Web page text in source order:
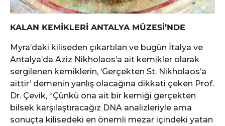
KALAN KEMİKLERİ ANTALYA MÜZESİ’NDE
Myra’daki kiliseden çıkartılan ve bugün İtalya ve
Antalya’da Aziz Nikholaos’a ait kemikler olarak
sergilenen kemiklerin, ‘Gerçekten St. Nikholaos’a
aittir’ demenin yanlış olacağına dikkati çeken Prof.
Dr. Çevik, “Çünkü ona ait bir kemiği gerçekten
bilsek karşılaştıracağız DNA analizleriyle ama
sonuçta kilisedeki en önemli mezar içindeki yatan